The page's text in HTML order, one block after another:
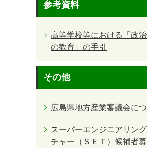
参考資料
高等学校等における「政
の教育」の手引
その他
広島県地方産業審議会に
スーパーエンジニアリン
チャー（ＳＥＴ）候補者